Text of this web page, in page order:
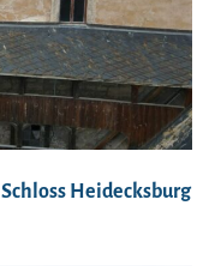
Heidecksburg